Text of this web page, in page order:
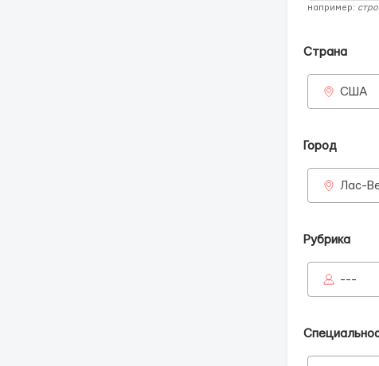
например:
Страна
США
Город
Лас-
Рубрика
---